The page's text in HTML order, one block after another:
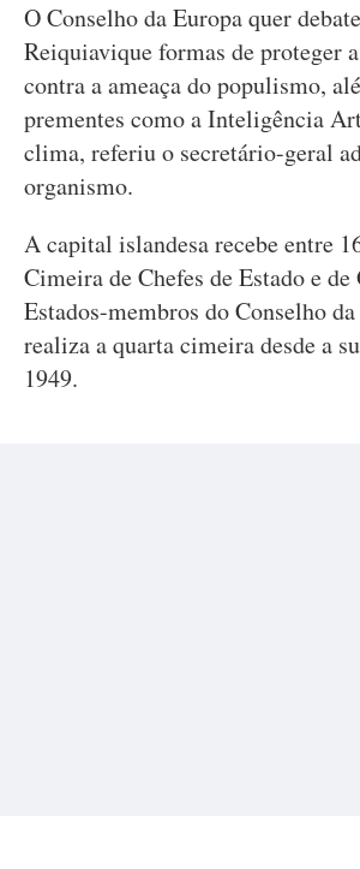
O Conselho da Europa quer
Reiquiavique formas de proteger
contra a ameaça do populismo,
prementes como a Inteligência
clima, referiu o secretário-geral
organismo.
A capital islandesa recebe entre
Cimeira de Chefes de Estado e de
Estados-membros do Conselho
realiza a quarta cimeira desde a
1949.